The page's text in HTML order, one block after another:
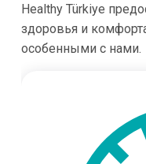
Healthy Türkiye
здоровья и
особенными с нами.